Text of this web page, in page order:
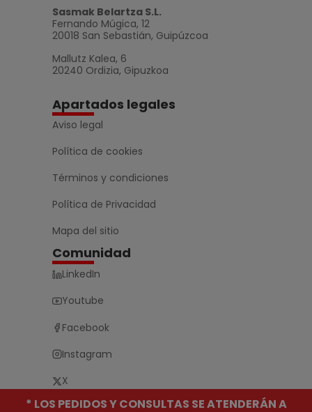
Sasmak Belartza S.L.
Fernando Múgica, 12
20018 San Sebastián, Guipúzcoa
Mallutz Kalea, 6
20240 Ordizia, Gipuzkoa
Apartados legales
Aviso legal
Política de cookies
Términos y condiciones
Política de Privacidad
Mapa del sitio
Comunidad
LinkedIn
Youtube
Facebook
Instagram
X
* LOS PEDIDOS Y CONSULTAS SE ATENDERÁN A